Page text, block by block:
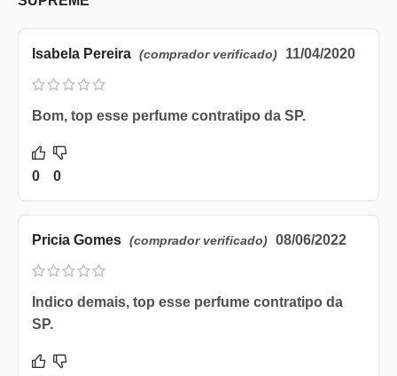
Isabela Pereira (comprador verificado) 11/04/2020
Bom, top esse perfume contratipo da SP.
0 0
Pricia Gomes (comprador verificado) 08/06/2022
Indico demais, top esse perfume contratipo da
SP.